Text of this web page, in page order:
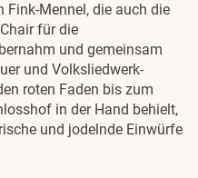
Fink-Mennel, die auch die
für die
und gemeinsam
und Volksliedwerk-
roten Faden bis zum
in der Hand behielt,
und jodelnde Einwürfe